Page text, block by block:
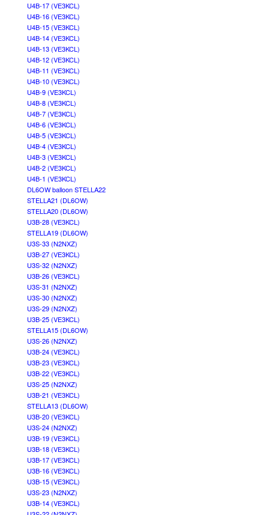
U4B-17 (VE3KCL)
U4B-16 (VE3KCL)
U4B-15 (VE3KCL)
U4B-14 (VE3KCL)
U4B-13 (VE3KCL)
U4B-12 (VE3KCL)
U4B-11 (VE3KCL)
U4B-10 (VE3KCL)
U4B-9 (VE3KCL)
U4B-8 (VE3KCL)
U4B-7 (VE3KCL)
U4B-6 (VE3KCL)
U4B-5 (VE3KCL)
U4B-4 (VE3KCL)
U4B-3 (VE3KCL)
U4B-2 (VE3KCL)
U4B-1 (VE3KCL)
DL6OW balloon STELLA22
STELLA21 (DL6OW)
STELLA20 (DL6OW)
U3B-28 (VE3KCL)
STELLA19 (DL6OW)
U3S-33 (N2NXZ)
U3B-27 (VE3KCL)
U3S-32 (N2NXZ)
U3B-26 (VE3KCL)
U3S-31 (N2NXZ)
U3S-30 (N2NXZ)
U3S-29 (N2NXZ)
U3B-25 (VE3KCL)
STELLA15 (DL6OW)
U3S-26 (N2NXZ)
U3B-24 (VE3KCL)
U3B-23 (VE3KCL)
U3B-22 (VE3KCL)
U3S-25 (N2NXZ)
U3B-21 (VE3KCL)
STELLA13 (DL6OW)
U3B-20 (VE3KCL)
U3S-24 (N2NXZ)
U3B-19 (VE3KCL)
U3B-18 (VE3KCL)
U3B-17 (VE3KCL)
U3B-16 (VE3KCL)
U3B-15 (VE3KCL)
U3S-23 (N2NXZ)
U3B-14 (VE3KCL)